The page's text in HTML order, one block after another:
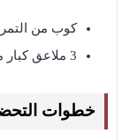
كوب من التمر
3 ملاعق كبار من الزبدة.
خطوات